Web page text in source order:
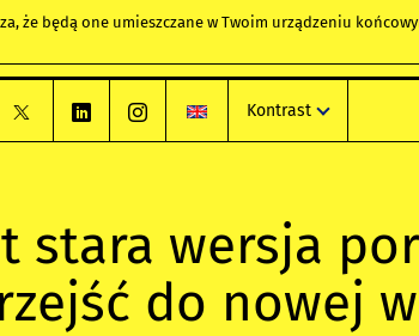
że będą one umieszczane w Twoim urządzeniu
Kontrast
stara wersja
do nowej